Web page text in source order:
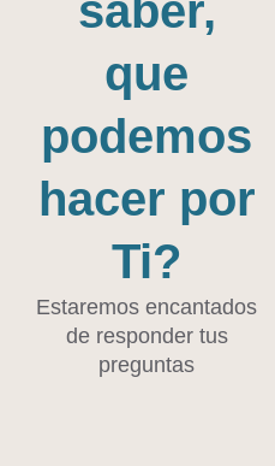
saber,
que
podemos
hacer por
Ti?
Estaremos encantados
de responder tus
preguntas